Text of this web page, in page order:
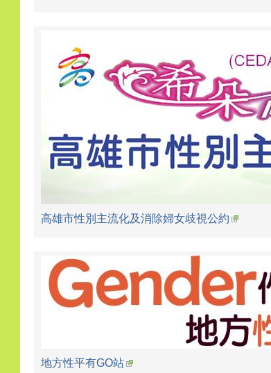
高雄市性別主流化及消除婦女歧視公約
地方性平有GO站